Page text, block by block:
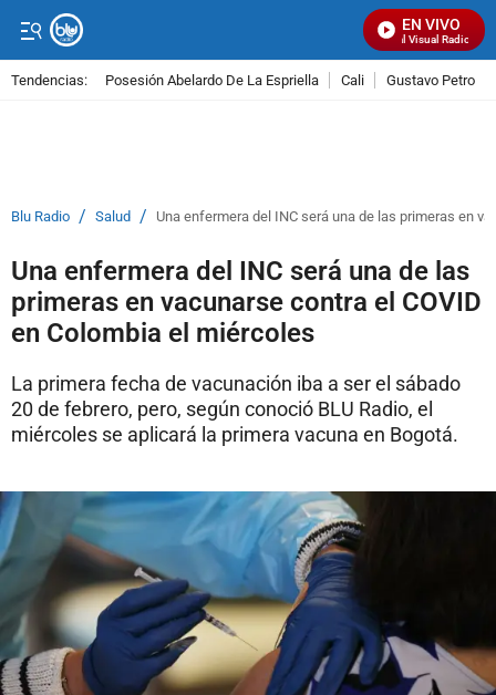
EN VIVO
Señal Visual Radio
Tendencias: Posesión Abelardo De La Espriella Cali Gustavo Petro
Blu Radio / Salud / Una enfermera del INC será una de las primeras en
Una enfermera del INC será una de las
primeras en vacunarse contra el COVID
en Colombia el miércoles
La primera fecha de vacunación iba a ser el sábado
20 de febrero, pero, según conoció BLU Radio, el
miércoles se aplicará la primera vacuna en Bogotá.